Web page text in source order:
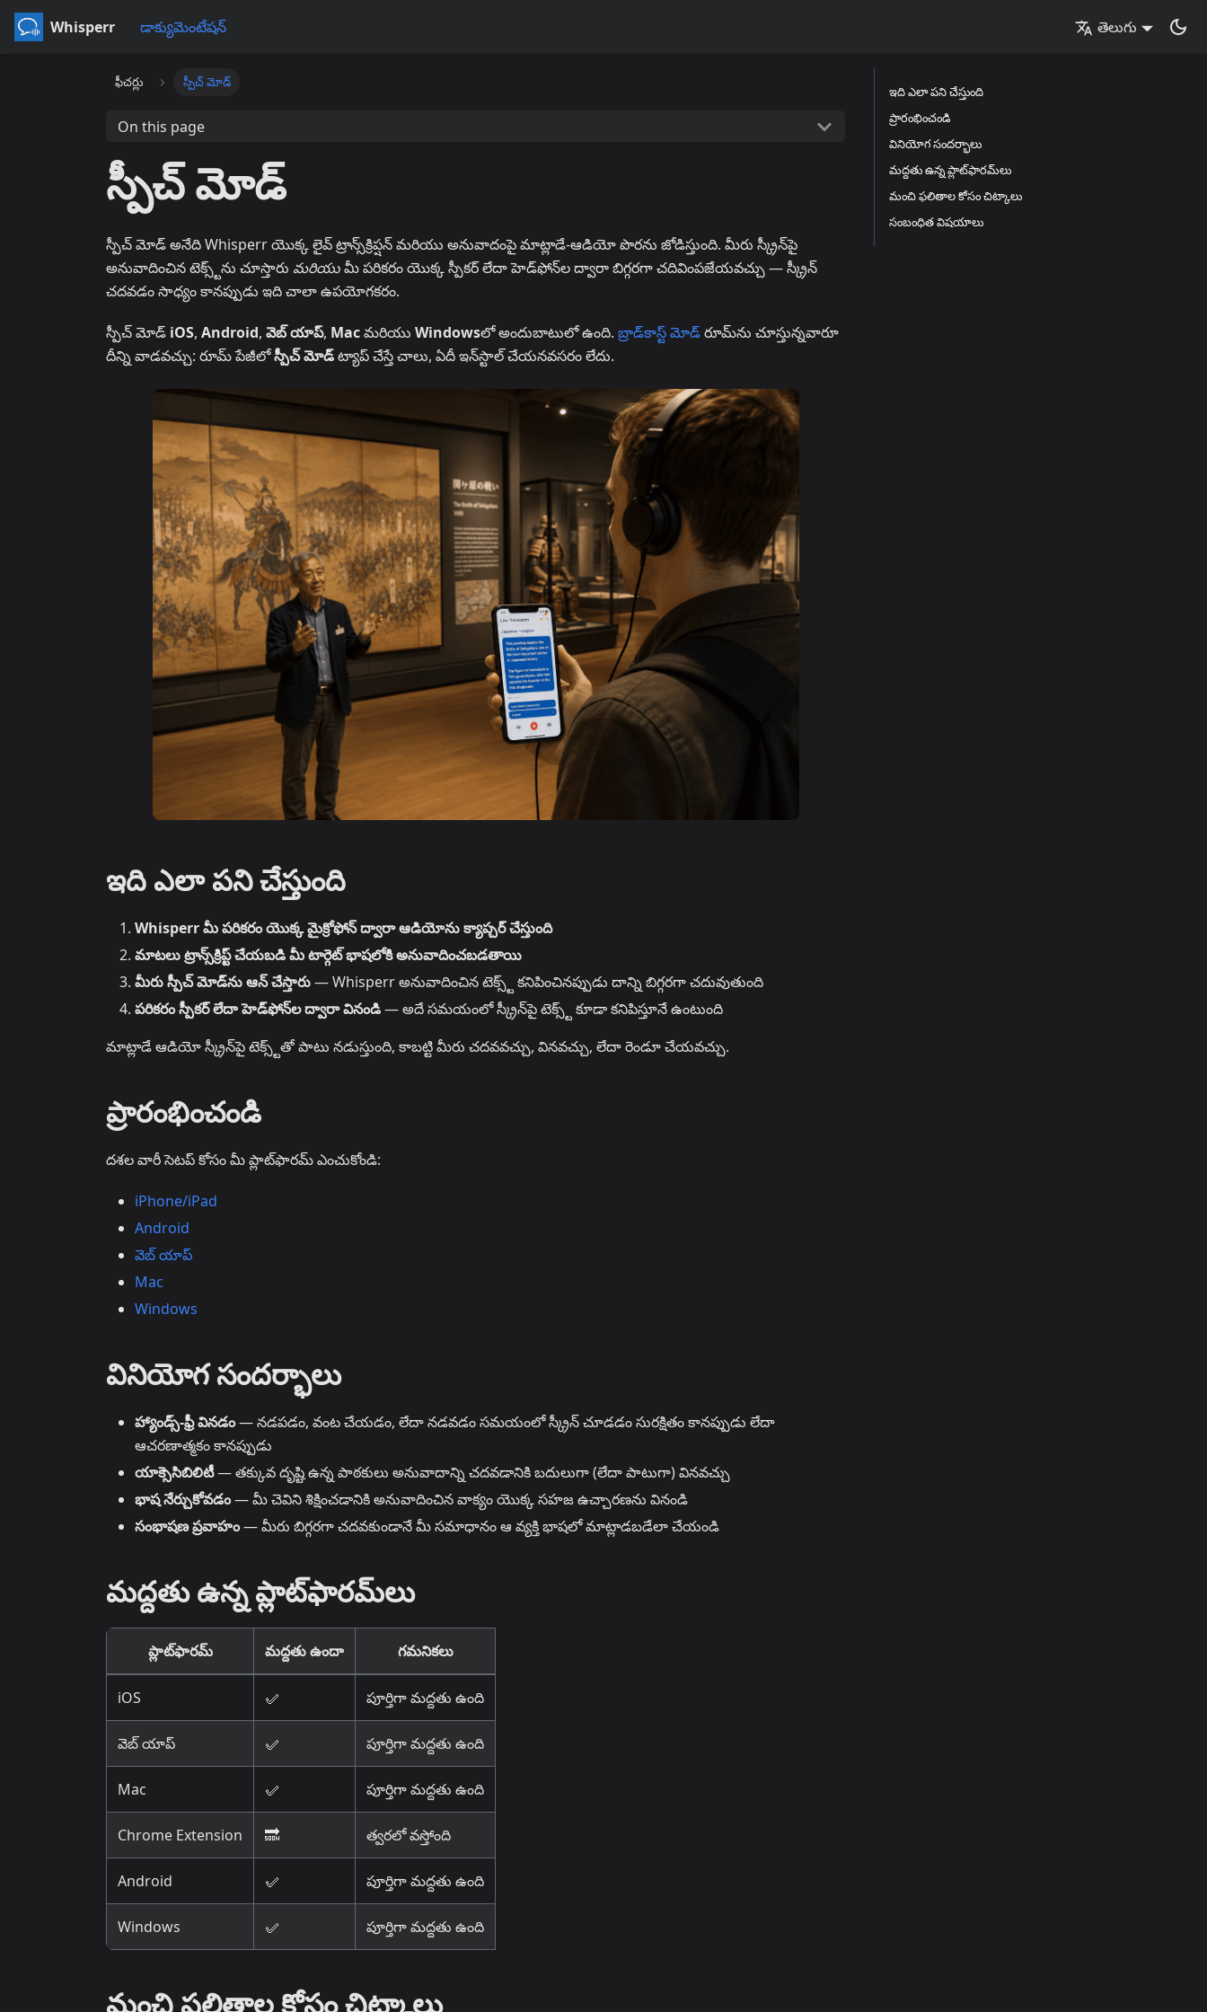
Whisperr డాక్యుమెంటేషన్ తెలుగు
ఫీచర్లు స్పీచ్ మోడ్
On this page
స్పీచ్ మోడ్
స్పీచ్ మోడ్ అనేది Whisperr యొక్క లైవ్ ట్రాన్స్‌క్రిప్షన్ మరియు అనువాదంపై మాట్లాడే-ఆడియో పొరను జోడిస్తుంది. మీరు స్క్రీన్‌పై
అనువాదించిన టెక్స్ట్‌ను చూస్తారు మరియుమీ పరికరం యొక్క స్పీకర్ లేదా హెడ్‌ఫోన్‌ల ద్వారా బిగ్గరగా చదివింపజేయవచ్చు — స్క్రీన్
చదవడం సాధ్యం కానప్పుడు ఇది చాలా ఉపయోగకరం.
స్పీచ్ మోడ్ iOS, Android, వెబ్ యాప్, Macమరియు Windowsలో అందుబాటులో ఉంది. బ్రాడ్‌కాస్ట్ మోడ్రూమ్‌ను చూస్తున్నవారూ
దీన్ని వాడవచ్చు: రూమ్ పేజీలోస్పీచ్ మోడ్ట్యాప్ చేస్తే చాలు, ఏదీ ఇన్‌స్టాల్ చేయనవసరం లేదు.
ఇది ఎలా పని చేస్తుంది
Whisperr మీ పరికరం యొక్క మైక్రోఫోన్ ద్వారా ఆడియోను క్యాప్చర్ చేస్తుంది
మాటలు ట్రాన్స్‌క్రిప్ట్ చేయబడి మీ టార్గెట్ భాషలోకి అనువాదించబడతాయి
మీరు స్పీచ్ మోడ్‌ను ఆన్ చేస్తారు— Whisperr అనువాదించిన టెక్స్ట్ కనిపించినప్పుడు దాన్ని బిగ్గరగా చదువుతుంది
పరికరం స్పీకర్ లేదా హెడ్‌ఫోన్‌ల ద్వారా వినండి— అదే సమయంలో స్క్రీన్‌పై టెక్స్ట్ కూడా కనిపిస్తూనే ఉంటుంది
మాట్లాడే ఆడియో స్క్రీన్‌పై టెక్స్ట్‌తో పాటు నడుస్తుంది, కాబట్టి మీరు చదవవచ్చు, వినవచ్చు, లేదా రెండూ చేయవచ్చు.
ప్రారంభించండి
దశల వారీ సెటప్ కోసం మీ ప్లాట్‌ఫారమ్ ఎంచుకోండి:
iPhone/iPad
Android
వెబ్ యాప్
Mac
Windows
వినియోగ సందర్భాలు
హ్యాండ్స్-ఫ్రీ వినడం— నడపడం, వంట చేయడం, లేదా నడవడం సమయంలో స్క్రీన్ చూడడం సురక్షితం కానప్పుడు లేదా
ఆచరణాత్మకం కానప్పుడు
యాక్సెసిబిలిటీ— తక్కువ దృష్టి ఉన్న పాఠకులు అనువాదాన్ని చదవడానికి బదులుగా (లేదా పాటుగా) వినవచ్చు
భాష నేర్చుకోవడం— మీ చెవిని శిక్షించడానికి అనువాదించిన వాక్యం యొక్క సహజ ఉచ్చారణను వినండి
సంభాషణ ప్రవాహం— మీరు బిగ్గరగా చదవకుండానే మీ సమాధానం ఆ వ్యక్తి భాషలో మాట్లాడబడేలా చేయండి
మద్దతు ఉన్న ప్లాట్‌ఫారమ్‌లు
ప్లాట్‌ఫారమ్ మద్దతు ఉందా గమనికలు
iOS ✅ పూర్తిగా మద్దతు ఉంది
వెబ్ యాప్ ✅ పూర్తిగా మద్దతు ఉంది
Mac ✅ పూర్తిగా మద్దతు ఉంది
Chrome Extension 🔜 త్వరలో వస్తోంది
Android ✅ పూర్తిగా మద్దతు ఉంది
Windows ✅ పూర్తిగా మద్దతు ఉంది
మంచి ఫలితాల కోసం చిట్కాలు
ఇది ఎలా పని చేస్తుంది
ప్రారంభించండి
వినియోగ సందర్భాలు
మద్దతు ఉన్న ప్లాట్‌ఫారమ్‌లు
మంచి ఫలితాల కోసం చిట్కాలు
సంబంధిత విషయాలు